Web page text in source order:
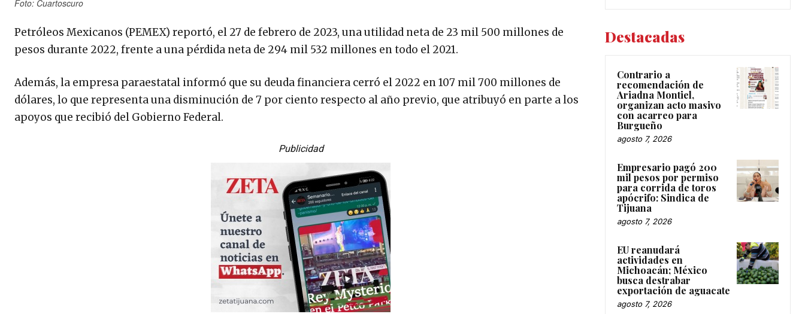
Foto: Cuartoscuro
Petróleos Mexicanos (PEMEX) reportó, el 27 de febrero de 2023, una utilidad neta de 23 mil 500 millones de
pesos durante 2022, frente a una pérdida neta de 294 mil 532 millones en todo el 2021.
Además, la empresa paraestatal informó que su deuda financiera cerró el 2022 en 107 mil 700 millones de
dólares, lo que representa una disminución de 7 por ciento respecto al año previo, que atribuyó en parte a los
apoyos que recibió del Gobierno Federal.
Publicidad
Destacadas
Contrario a
recomendación de
Ariadna Montiel,
organizan acto masivo
con acarreo para
Burgueño
agosto 7, 2026
Empresario pagó 200
mil pesos por permiso
para corrida de toros
apócrifo: Sindica de
Tijuana
agosto 7, 2026
EU reanudará
actividades en
Michoacán; México
busca destrabar
exportación de aguacate
agosto 7, 2026